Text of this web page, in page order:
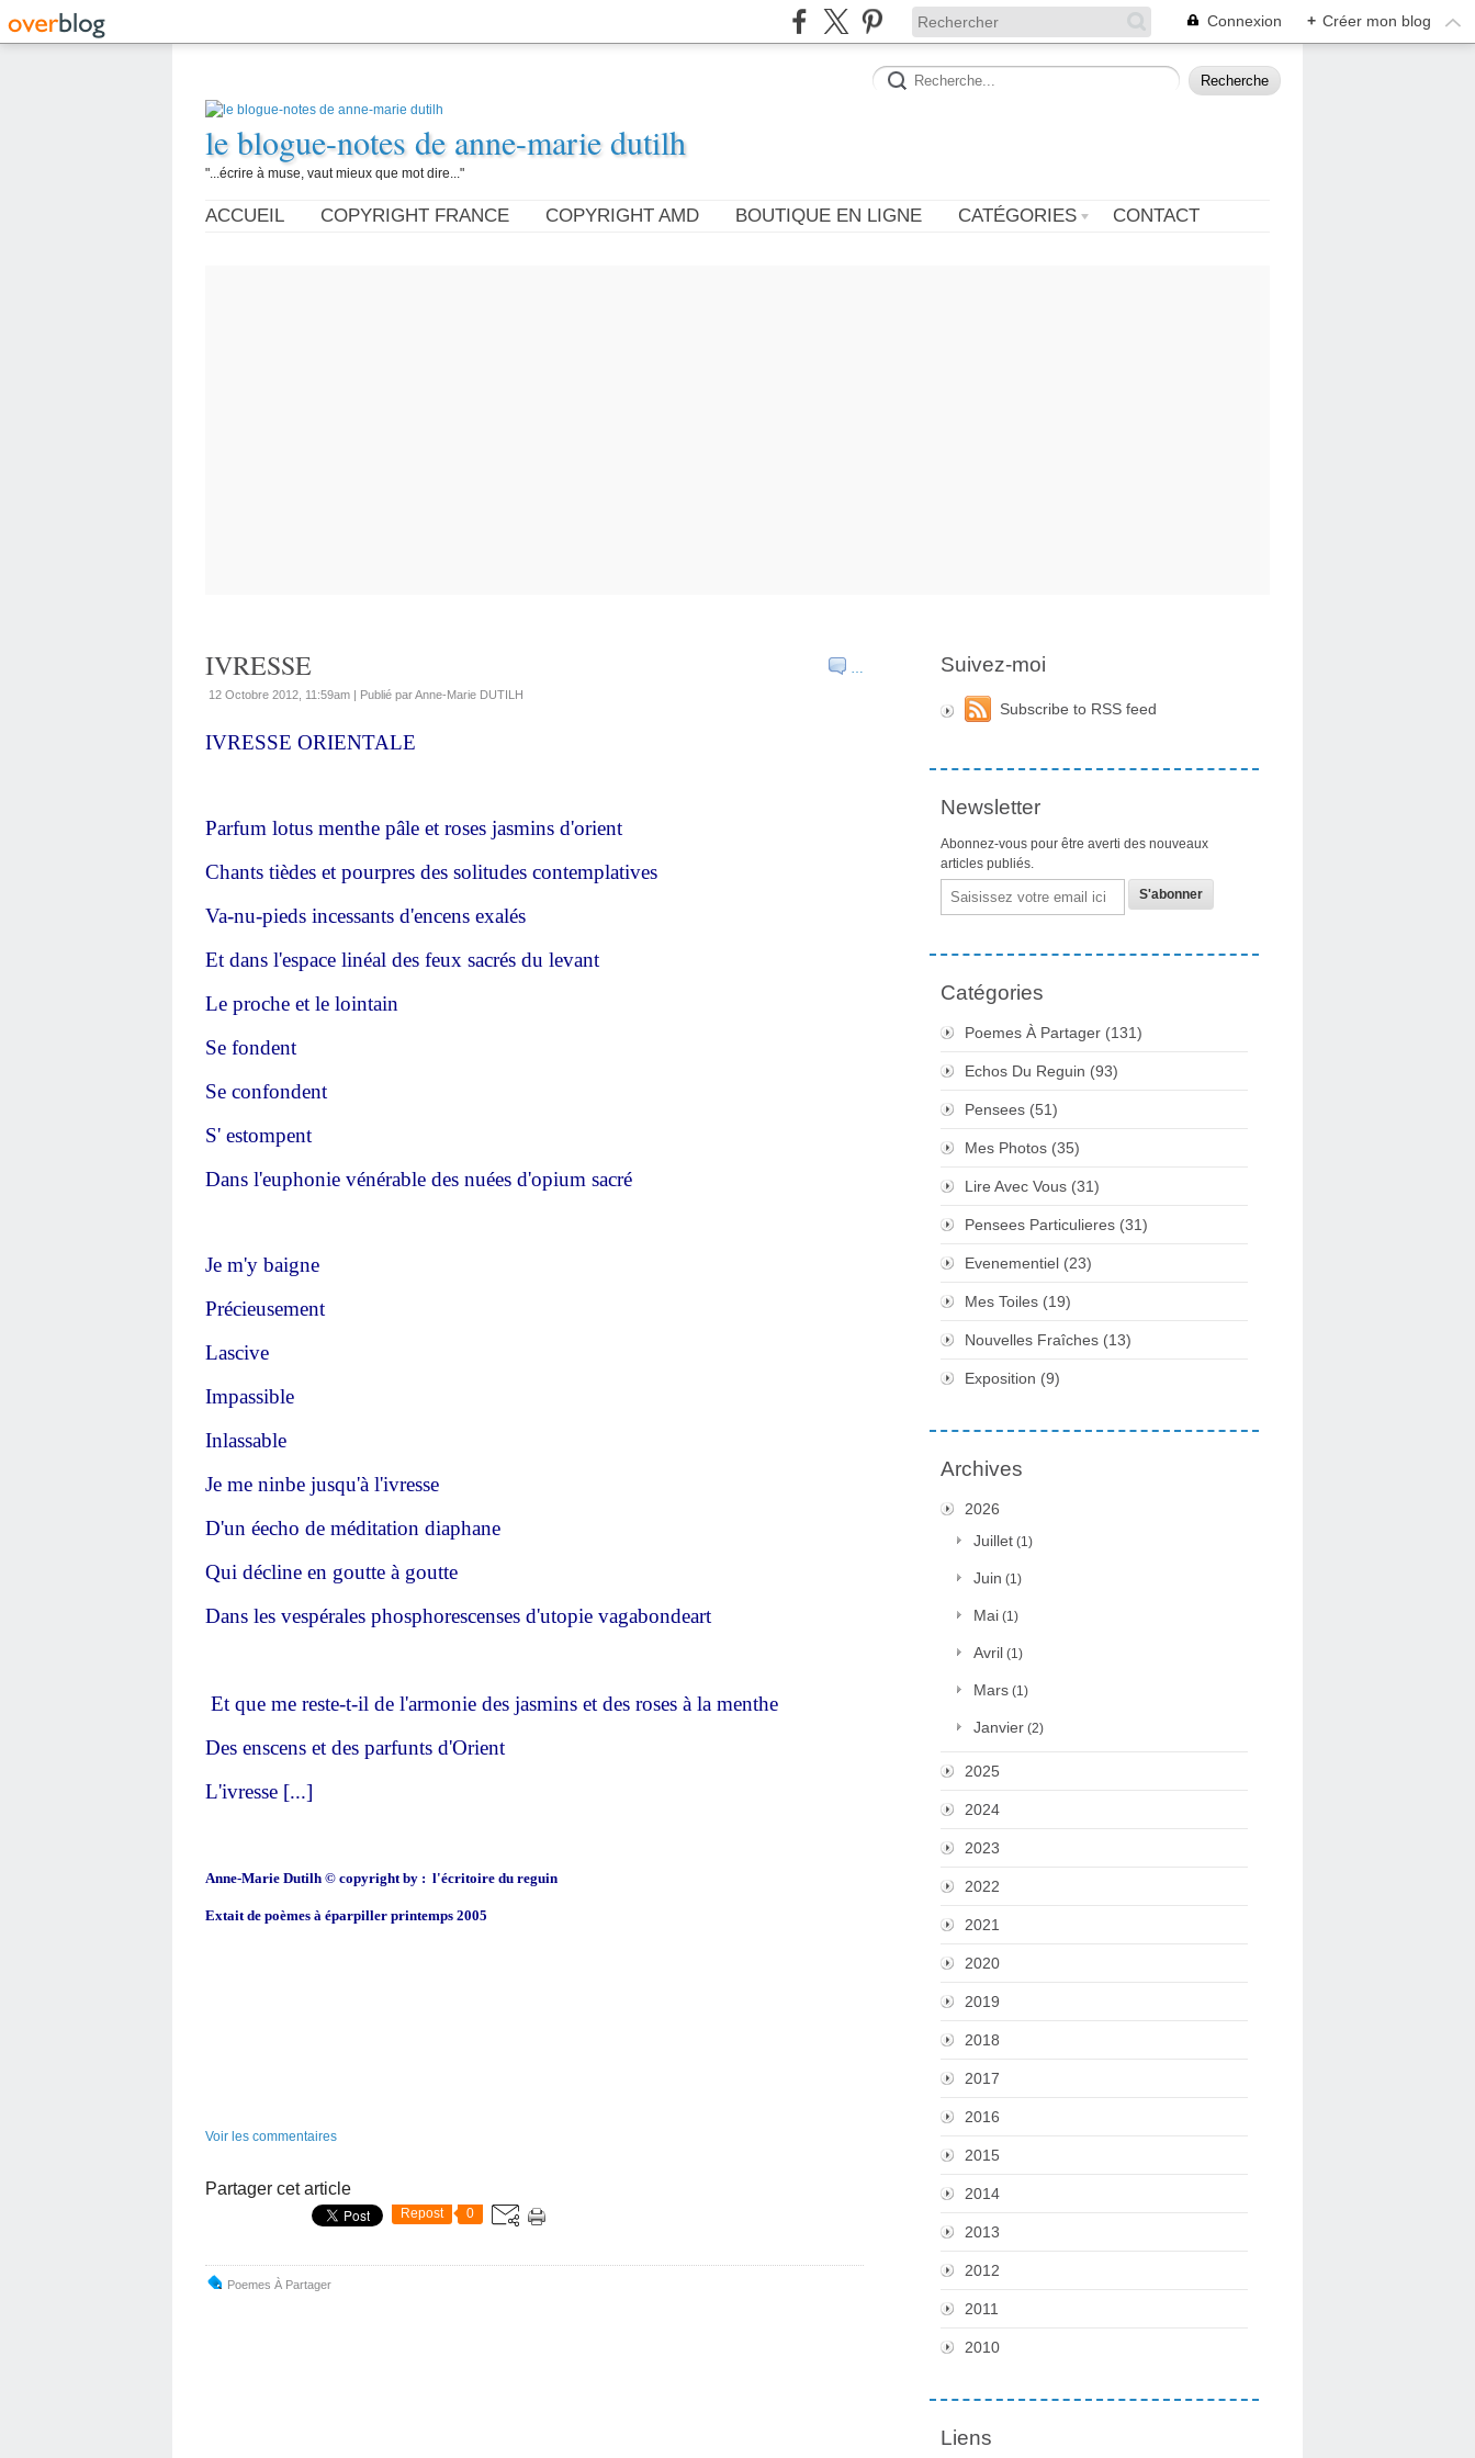
Connexion + Créer mon blog
le blogue-notes de anne-marie dutilh
"...écrire à muse, vaut mieux que mot dire..."
ACCUEIL COPYRIGHT FRANCE COPYRIGHT AMD BOUTIQUE EN LIGNE CATÉGORIES CONTACT
…
IVRESSE
12 Octobre 2012, 11:59am | Publié par Anne-Marie DUTILH
IVRESSE ORIENTALE
Parfum lotus menthe pâle et roses jasmins d'orient
Chants tièdes et pourpres des solitudes contemplatives
Va-nu-pieds incessants d'encens exalés
Et dans l'espace linéal des feux sacrés du levant
Le proche et le lointain
Se fondent
Se confondent
S' estompent
Dans l'euphonie vénérable des nuées d'opium sacré
Je m'y baigne
Précieusement
Lascive
Impassible
Inlassable
Je me ninbe jusqu'à l'ivresse
D'un éecho de méditation diaphane
Qui décline en goutte à goutte
Dans les vespérales phosphorescenses d'utopie vagabondeart
Et que me reste-t-il de l'armonie des jasmins et des roses à la menthe
Des enscens et des parfunts d'Orient
L'ivresse [...]
Anne-Marie Dutilh © copyright by : l'écritoire du reguin
Extait de poèmes à éparpiller printemps 2005
Voir les commentaires
Partager cet article
Repost 0
Poemes À Partager
Suivez-moi
Subscribe to RSS feed
Newsletter
Abonnez-vous pour être averti des nouveaux
articles publiés.
Email
Catégories
Poemes À Partager (131)
Echos Du Reguin (93)
Pensees (51)
Mes Photos (35)
Lire Avec Vous (31)
Pensees Particulieres (31)
Evenementiel (23)
Mes Toiles (19)
Nouvelles Fraîches (13)
Exposition (9)
Archives
2026
Juillet (1)
Juin (1)
Mai (1)
Avril (1)
Mars (1)
Janvier (2)
2025
2024
2023
2022
2021
2020
2019
2018
2017
2016
2015
2014
2013
2012
2011
2010
Liens